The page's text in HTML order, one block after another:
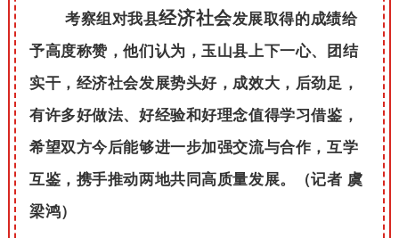
考察组对我县经济社会发展取得的成绩给
予高度称赞，他们认为，玉山县上下一心、团结
实干，经济社会发展势头好，成效大，后劲足，
有许多好做法、好经验和好理念值得学习借鉴，
希望双方今后能够进一步加强交流与合作，互学
互鉴，携手推动两地共同高质量发展。
（记者 虞
梁鸿）